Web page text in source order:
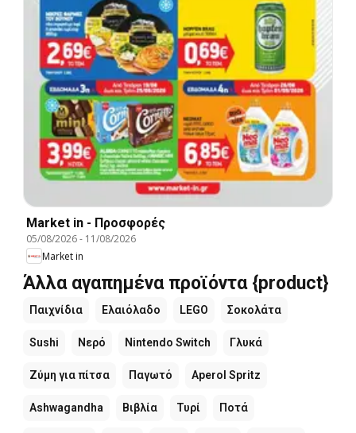
Market in - Προσφορές
05/08/2026- 11/08/2026
Market in
Άλλα αγαπημένα προϊόντα {product}
Παιχνίδια Ελαιόλαδο LEGO Σοκολάτα
Sushi Νερό Nintendo Switch Γλυκά
Ζύμη για πίτσα Παγωτό Aperol Spritz
Ashwagandha Βιβλία Τυρί Ποτά